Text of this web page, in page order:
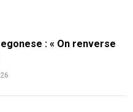
: « On renverse